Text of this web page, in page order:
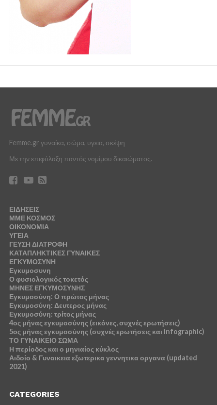
Femme.gr γυναίκα, σώμα, υγεια, σκέψη
Με την επιφύλαξη παντός νομίμου δικαιώματος.
ΕΙΔΗΣΕΙΣ
ΜΜΕ ΚΟΣΜΟΣ
ΟΙΚΟΝΟΜΙΑ
ΥΓΕΙΑ
ΓΕΥΣΗ ΔΙΑΤΡΟΦΗ
ΚΑΤΑΠΛΗΚΤΙΚΕΣ ΓΥΝΑΙΚΕΣ
ΕΓΚΥΜΟΣΥΝΗ
Εγκυμοσυνη
Ο φυσιολογικός τοκετός
ΜΗΝΕΣ ΕΓΚΥΜΟΣΥΝΗΣ
Εγκυμοσύνη: Ο πρώτος μήνας
Εγκυμοσύνη: Δευτερος μήνας
Εγκυμοσύνη: τρίτος μήνας
4ος μήνας εγκυμοσύνης (εικόνες, συχνές ερωτήσεις)
5ος μήνας εγκυμοσύνης (συχνές ερωτήσεις και infographic)
ΤΟ ΓΥΝΑΙΚΕΙΟ ΣΩΜΑ
Η περίοδος και ο μηνιαίος κύκλος
Αιδοίο & Γυναικεια εξωτερικα γεννητικα οργανα (updated
2021)
CATEGORIES